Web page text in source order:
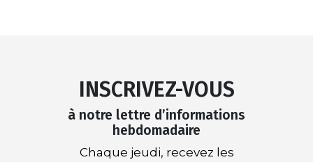
INSCRIVEZ-VOUS
à notre lettre d’informations
hebdomadaire
Chaque jeudi, recevez les